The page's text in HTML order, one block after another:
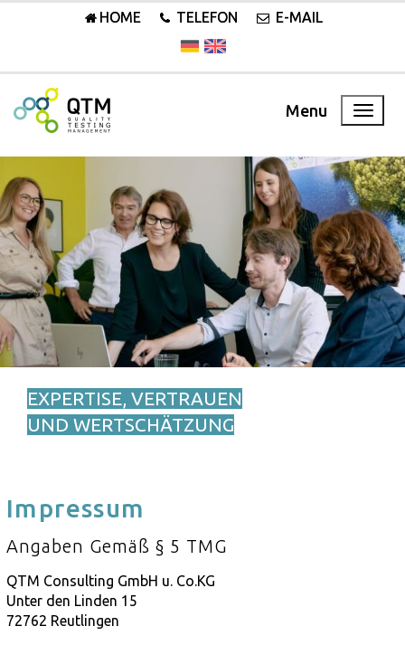
HOME TELEFON E-MAIL
Menu
EXPERTISE, VERTRAUEN
UND WERTSCHÄTZUNG
Impressum
Angaben Gemäß § 5 TMG
QTM Consulting GmbH u. Co.KG
Unter den Linden 15
72762 Reutlingen